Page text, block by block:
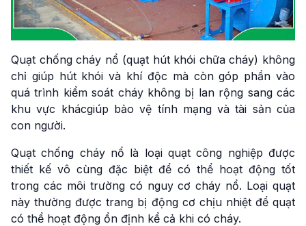
Quạt chống cháy nổ (quạt hút khói chữa cháy) không
chỉ giúp hút khói và khí độc mà còn góp phần vào
quá trình kiểm soát cháy không bị lan rộng sang các
khu vực khácgiúp bảo vệ tính mạng và tài sản của
con người.
Quạt chống cháy nổ là loại quạt công nghiệp được
thiết kế vô cùng đặc biệt để có thể hoạt động tốt
trong các môi trường có nguy cơ cháy nổ. Loại quạt
này thường được trang bị động cơ chịu nhiệt để quạt
có thể hoạt động ổn định kể cả khi có cháy.